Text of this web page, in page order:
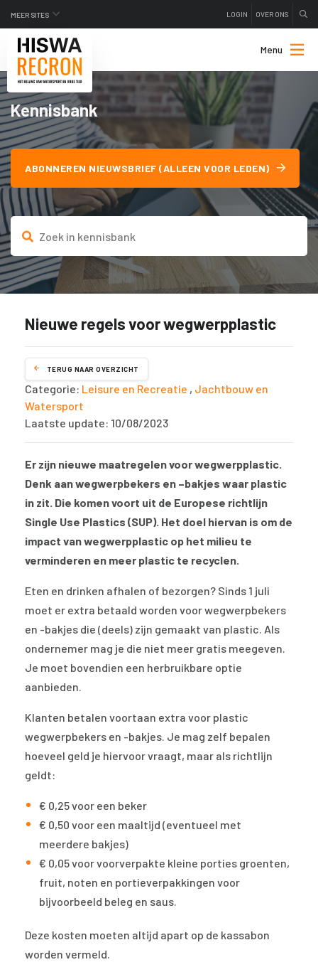
MEER SITES LOGIN OVER ONS
Menu
Kennisbank
ABONNEREN NIEUWSBRIEF (ALLEEN VOOR LEDEN)
Nieuwe regels voor wegwerpplastic
TERUG NAAR OVERZICHT
Categorie: Leisure en Recreatie , Jachtbouw en
Watersport
Laatste update: 10/08/2023
Er zijn nieuwe maatregelen voor wegwerpplastic.
Denk aan wegwerpbekers en –bakjes waar plastic
in zit. Die komen voort uit de Europese richtlijn
Single Use Plastics (SUP). Het doel hiervan is om de
impact van wegwerpplastic op het milieu te
verminderen en meer plastic te recyclen.
Eten en drinken afhalen of bezorgen? Sinds 1 juli
moet er extra betaald worden voor wegwerpbekers
en -bakjes die (deels) zijn gemaakt van plastic. Als
ondernemer mag je die niet meer gratis meegeven.
Je moet bovendien een herbruikbare optie
aanbieden.
Klanten betalen voortaan extra voor plastic
wegwerpbekers en -bakjes. Je mag zelf bepalen
hoeveel geld je hiervoor vraagt, maar als richtlijn
geldt:
€ 0,25 voor een beker
€ 0,50 voor een maaltijd (eventueel met
meerdere bakjes)
€ 0,05 voor voorverpakte kleine porties groenten,
fruit, noten en portieverpakkingen voor
bijvoorbeeld beleg en saus.
Deze kosten moeten altijd apart op de kassabon
worden vermeld.